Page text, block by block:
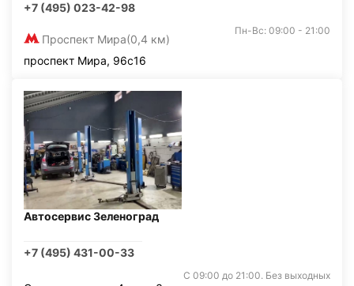
+7 (495) 023-42-98
Проспект Мира(0,4 км)
Пн-Вс: 09:00 - 21:00
проспект Мира, 96с16
Автосервис Зеленоград
+7 (495) 431-00-33
С 09:00 до 21:00. Без выходных